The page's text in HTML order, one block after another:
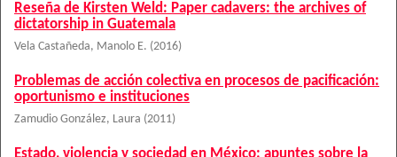
Reseña de Kirsten Weld: Paper cadavers: the archives of
dictatorship in Guatemala
Vela Castañeda, Manolo E. (2016)
Problemas de acción colectiva en procesos de pacificación:
oportunismo e instituciones
Zamudio González, Laura (2011)
Estado, violencia y sociedad en México: apuntes sobre la